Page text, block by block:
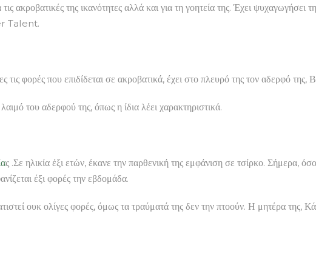
ακροβατικές της ικανότητες αλλά και για τη γοητεία της. Έχει ψυχαγωγήσει
Talent.
φορές που επιδίδεται σε ακροβατικά, έχει στο πλευρό της τον αδερφό της,
του αδερφού της, όπως η ίδια λέει χαρακτηριστικά.
ς .Σε ηλικία έξι ετών, έκανε την παρθενική της εμφάνιση σε τσίρκο. Σήμερα,
έξι φορές την εβδομάδα.
ουκ ολίγες φορές, όμως τα τραύματά της δεν την πτοούν. Η μητέρα της,